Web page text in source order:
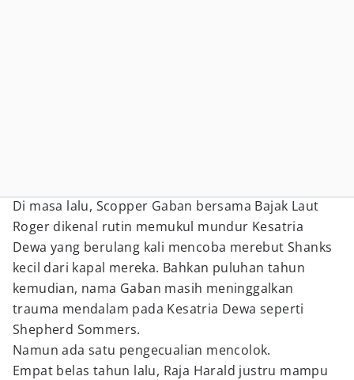
Di masa lalu, Scopper Gaban bersama Bajak Laut
Roger dikenal rutin memukul mundur Kesatria
Dewa yang berulang kali mencoba merebut Shanks
kecil dari kapal mereka. Bahkan puluhan tahun
kemudian, nama Gaban masih meninggalkan
trauma mendalam pada Kesatria Dewa seperti
Shepherd Sommers.
Namun ada satu pengecualian mencolok.
Empat belas tahun lalu, Raja Harald justru mampu